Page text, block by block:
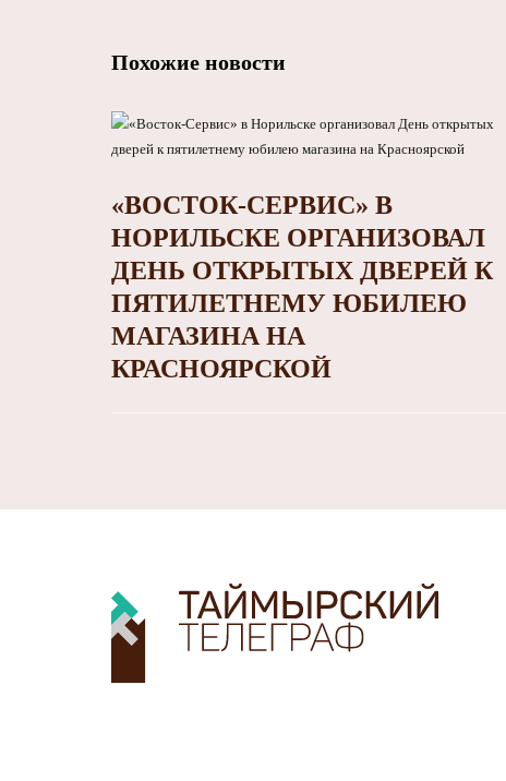
Похожие новости
«ВОСТОК-СЕРВИС» В
НОРИЛЬСКЕ ОРГАНИЗОВАЛ
ДЕНЬ ОТКРЫТЫХ ДВЕРЕЙ К
ПЯТИЛЕТНЕМУ ЮБИЛЕЮ
МАГАЗИНА НА
КРАСНОЯРСКОЙ